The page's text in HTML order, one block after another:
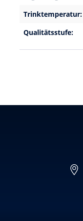
Trinktemperatur:
Qualitätsstufe: